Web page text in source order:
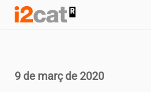
Salta
9 de març de 2020